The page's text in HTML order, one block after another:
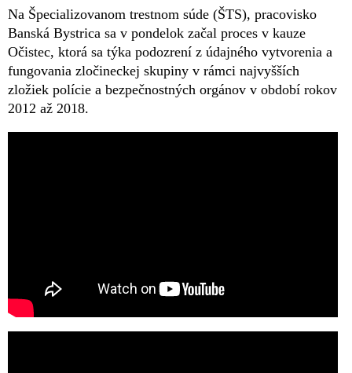
Na Špecializovanom trestnom súde (ŠTS), pracovisko
Banská Bystrica sa v pondelok začal proces v kauze
Očistec, ktorá sa týka podozrení z údajného vytvorenia a
fungovania zločineckej skupiny v rámci najvyšších
zložiek polície a bezpečnostných orgánov v období rokov
2012 až 2018.